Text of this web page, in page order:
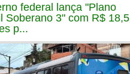
federal lança "Plano
Soberano 3" com R$ 18,5
p...